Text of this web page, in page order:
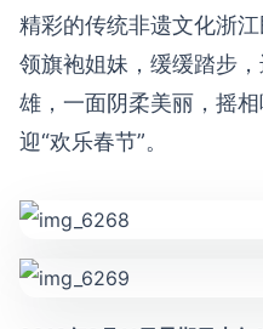
精彩的传统非遗文化浙
领旗袍姐妹，缓缓踏步
雄，一面阴柔美丽，摇
迎“欢乐春节”。